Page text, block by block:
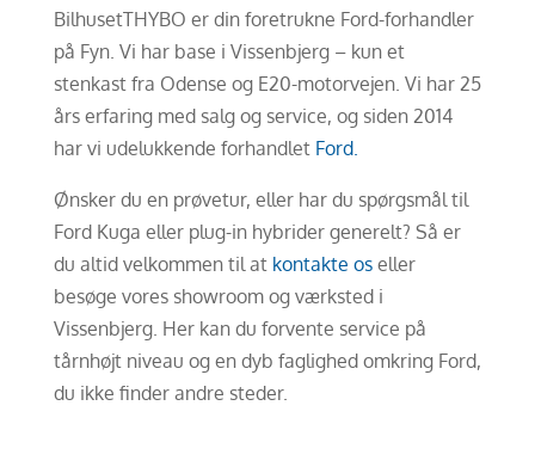
BilhusetTHYBO er din foretrukne Ford-forhandler
på Fyn. Vi har base i Vissenbjerg – kun et
stenkast fra Odense og E20-motorvejen. Vi har 25
års erfaring med salg og service, og siden 2014
har vi udelukkende forhandlet Ford.
Ønsker du en prøvetur, eller har du spørgsmål til
Ford Kuga eller plug-in hybrider generelt? Så er
du altid velkommen til at kontakte oseller
besøge vores showroom og værksted i
Vissenbjerg. Her kan du forvente service på
tårnhøjt niveau og en dyb faglighed omkring Ford,
du ikke finder andre steder.